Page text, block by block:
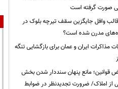
صورت گرفته است
وافل جایگزین سقف تیرچه بلوک در
مدرن شده است؟
مذاکرات ایران و عمان برای بازگشایی تنگه
قوانین؛ مانع پنهان سنددار شدن بخش
از املاک/ ضرورت تجدیدنظر در ضوابط